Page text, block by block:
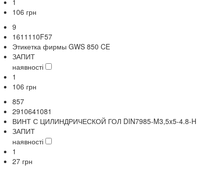
106 грн
9
1611110F57
Этикетка фирмы GWS 850 CE
ЗАПИТ
наявності
1
106 грн
857
2910641081
ВИНТ С ЦИЛИНДРИЧЕСКОЙ ГОЛ DIN7985-M3,5x5-4.8-H
ЗАПИТ
наявності
1
27 грн